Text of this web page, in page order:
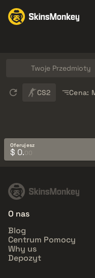
Twoje Przedmioty
CS2 Cena:
Oferujesz
$ 0.00
O nas
Blog
Centrum Pomocy
Why us
Depozyt